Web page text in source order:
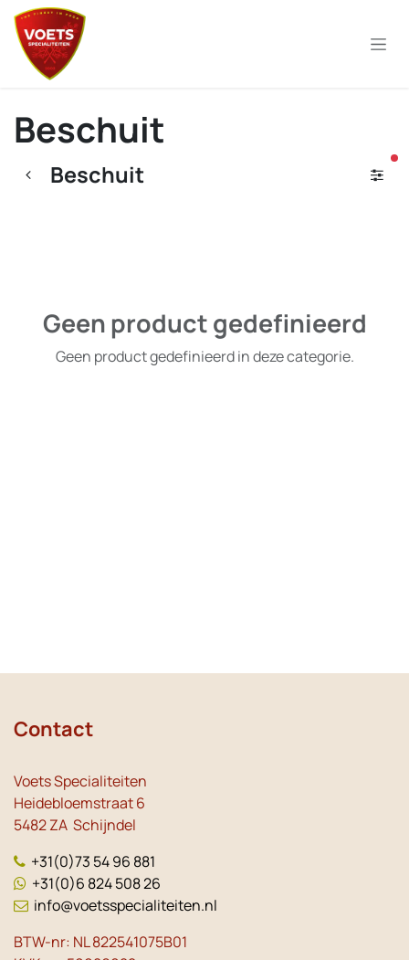
Overslaan naar inhoud
Beschuit
Beschuit
Geen product gedefinieerd
Geen product gedefinieerd in deze categorie.
Contact
Voets Specialiteiten
Heidebloemstraat 6
5482 ZA Schijndel
+31(0)73 54 96 881
+31(0)6 824 508 26
info@voetsspecialiteiten.nl
BTW-nr: NL 822541075B01